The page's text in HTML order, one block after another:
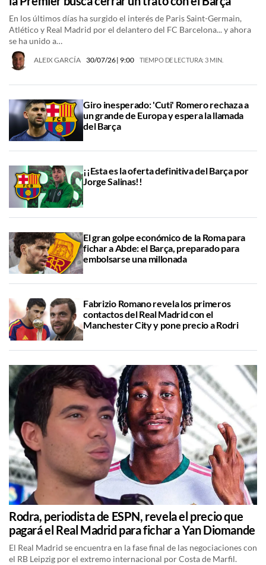
En los últimos días ha surgido el interés de Paris Saint-Germain,
Atlético y Real Madrid por el delantero del FC Barcelona... y ahora
se ha unido a…
ALEIX GARCÍA 30/07/26| 9:00 TIEMPO DE LECTURA: 3 MIN.
Giro inesperado: 'Cuti' Romero rechaza a
un grande de Europa y espera la llamada
del Barça
¡¡Esta es la oferta definitiva del Barça por
Jorge Salinas!!
El gran golpe económico de la Roma para
fichar a Abde: el Barça, preparado para
embolsarse una millonada
Fabrizio Romano revela los primeros
contactos del Real Madrid con el
Manchester City y pone precio a Rodri
Rodra, periodista de ESPN, revela el precio que
pagará el Real Madrid para fichar a Yan Diomande
El Real Madrid se encuentra en la fase final de las negociaciones con
el RB Leipzig por el extremo internacional por Costa de Marfil.